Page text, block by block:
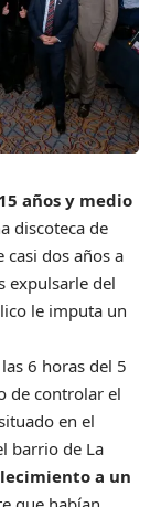
años y medio
discoteca de
casi dos años a
expulsarle del
le imputa un
6 horas del 5
de controlar el
en el
barrio de La
a un